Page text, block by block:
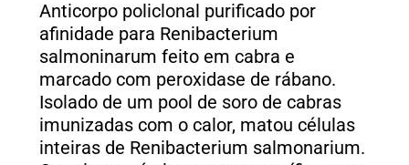
Anticorpo policlonal purificado por
afinidade para Renibacterium
salmoninarum feito em cabra e
marcado com peroxidase de rábano.
Isolado de um pool de soro de cabras
imunizadas com o calor, matou células
inteiras de Renibacterium salmonarium.